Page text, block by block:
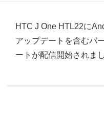
HTC J One HTL22に
アップデートを含むバ
ートが配信開始されまし